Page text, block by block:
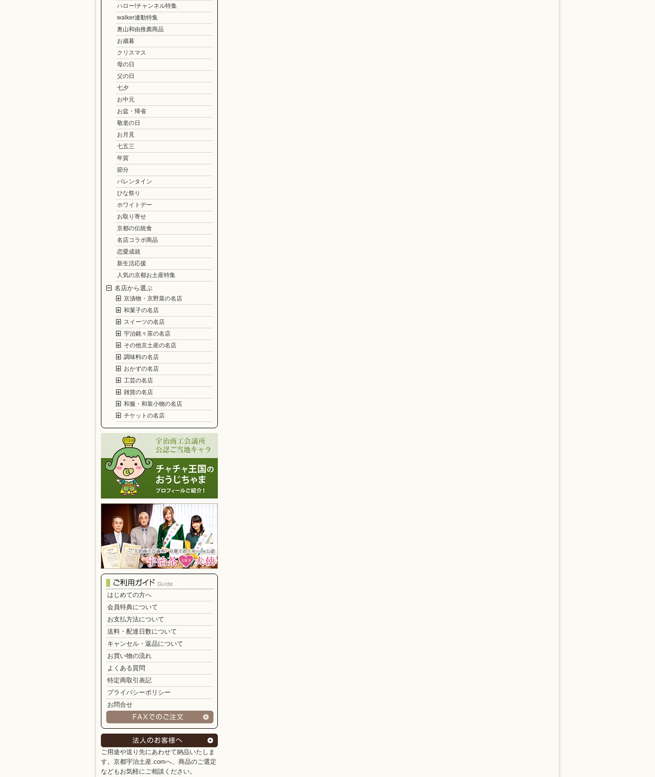
ハロー!チャンネル特集
walker連動特集
奥山和由推薦商品
お歳暮
クリスマス
母の日
父の日
七夕
お中元
お盆・帰省
敬老の日
お月見
七五三
年賀
節分
バレンタイン
ひな祭り
ホワイトデー
お取り寄せ
京都の伝統食
名店コラボ商品
恋愛成就
新生活応援
人気の京都お土産特集
名店から選ぶ
京漬物・京野菜の名店
和菓子の名店
スイーツの名店
宇治銘々茶の名店
その他京土産の名店
調味料の名店
おかずの名店
工芸の名店
雑貨の名店
和服・和装小物の名店
チケットの名店
はじめての方へ
会員特典について
お支払方法について
送料・配達日数について
キャンセル・返品について
お買い物の流れ
よくある質問
特定商取引表記
プライバシーポリシー
お問合せ
ご用途や送り先にあわせて納品いたしま
す。京都宇治土産.comへ、商品のご選定
などもお気軽にご相談ください。